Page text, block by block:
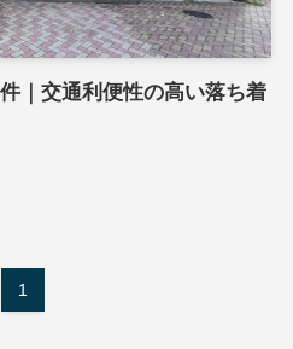
｜交通利便性の高い落ち着
1